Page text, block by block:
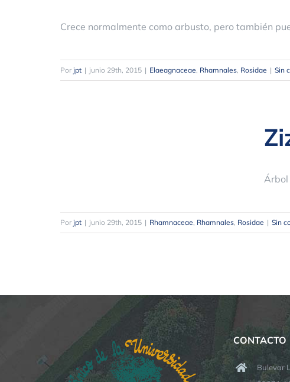
Crece normalmente como arbusto, pero también
Por jpt | junio 29th, 2015 | Elaeagnaceae, Rhamnales, Rosidae | Sin
Árbol
Por jpt | junio 29th, 2015 | Rhamnaceae, Rhamnales, Rosidae | Sin
CONTACTO
Bulevar